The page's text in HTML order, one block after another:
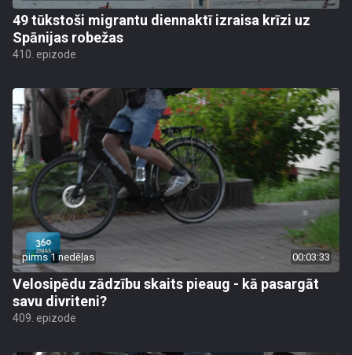
49 tūkstoši migrantu diennaktī izraisa krīzi uz
Spānijas robežas
410. epizode
pirms 1 nedēļas 00:03:33
Velosipēdu zādzību skaits pieaug - kā pasargāt
savu divriteni?
409. epizode